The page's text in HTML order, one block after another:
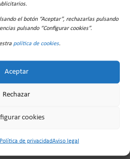
el botón “Aceptar”, rechazarlas pulsando
pulsando “Configurar cookies”.
política de cookies.
Aceptar
Rechazar
cookies
de privacidadAviso legal
correo electrónico y web en